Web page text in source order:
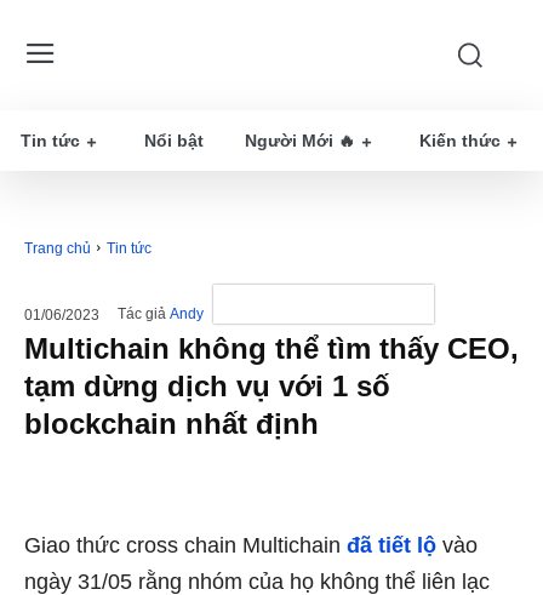
Tin tức Nổi bật Người Mới 🔥 Kiến thức
Trang chủ Tin tức
01/06/2023 Tác giả Andy
Multichain không thể tìm thấy CEO,
tạm dừng dịch vụ với 1 số
blockchain nhất định
Giao thức cross chain Multichain đã tiết lộ vào
ngày 31/05 rằng nhóm của họ không thể liên lạc